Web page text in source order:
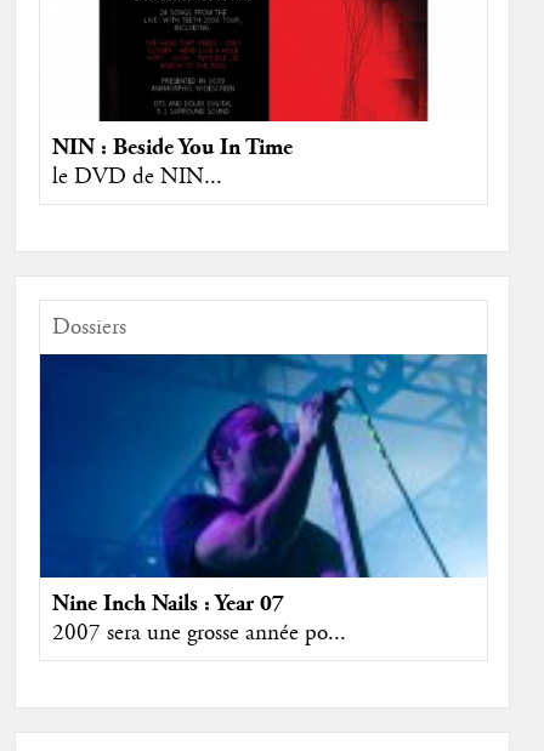
NIN : Beside You In Time
le DVD de NIN...
Dossiers
Nine Inch Nails : Year 07
2007 sera une grosse année po...